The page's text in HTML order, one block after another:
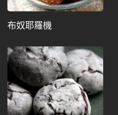
布奴耶羅機